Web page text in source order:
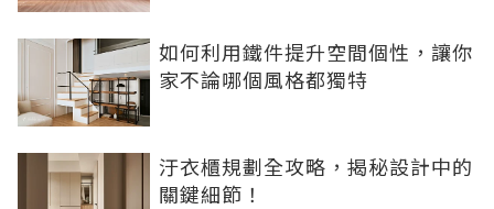
如何利用鐵件提升空間個性，讓你
家不論哪個風格都獨特
汙衣櫃規劃全攻略，揭秘設計中的
關鍵細節！